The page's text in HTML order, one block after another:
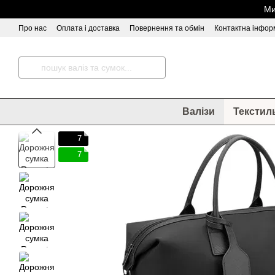
Про нас Оплата і доставка Повернення та обмін
Контактна
Валізи
7
7